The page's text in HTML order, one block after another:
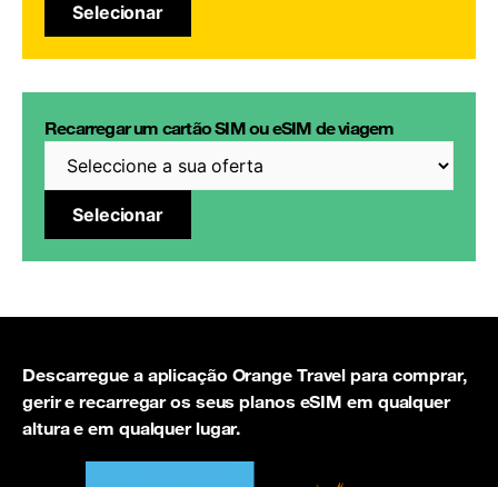
Selecionar
Recarregar um cartão SIM ou eSIM de viagem
Selecionar
Descarregue a aplicação Orange Travel para comprar,
gerir e recarregar os seus planos eSIM em qualquer
altura e em qualquer lugar.